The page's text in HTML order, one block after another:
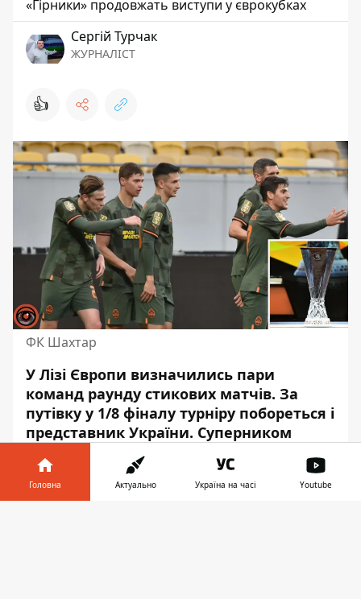
«Гірники» продовжать виступи у єврокубках
Сергій Турчак
ЖУРНАЛІСТ
👍
ФК Шахтар
У Лізі Європи визначились пари
команд раунду стикових матчів. За
путівку у 1/8 фіналу турніру побореться і
представник України. Суперником
«Шахтаря» стане
У понеділок, 7 листопада, у Ньоні
(Швейцарія) відбулося жеребкування
Головна Актуально Україна на часі Youtube